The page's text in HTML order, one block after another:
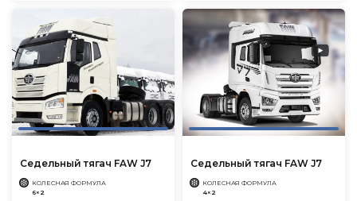
Седельный тягач FAW J7
КОЛЕСНАЯ ФОРМУЛА
6×2
Седельный тягач FAW J7
КОЛЕСНАЯ ФОРМУЛА
4×2